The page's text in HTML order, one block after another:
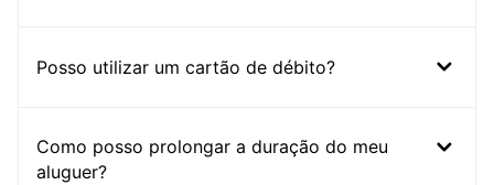
Posso utilizar um cartão de débito?
Como posso prolongar a duração do meu
aluguer?